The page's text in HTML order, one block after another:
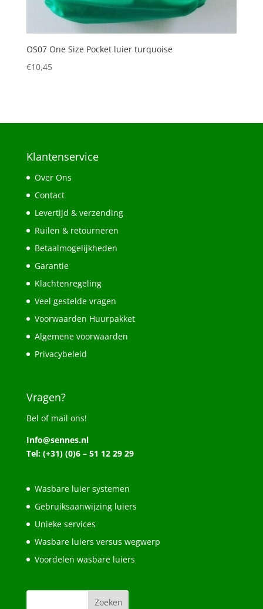
OS07 One Size Pocket luier turquoise
€10,45
Klantenservice
Over Ons
Contact
Levertijd & verzending
Ruilen & retourneren
Betaalmogelijkheden
Garantie
Klachtenregeling
Veel gestelde vragen
Voorwaarden Huurpakket
Algemene voorwaarden
Privacybeleid
Vragen?
Bel of mail ons!
Info@sennes.nl
Tel: (+31) (0)6 – 51 12 29 29
Wasbare luier systemen
Gebruiksaanwijzing luiers
Unieke services
Wasbare luiers versus wegwerp
Voordelen wasbare luiers